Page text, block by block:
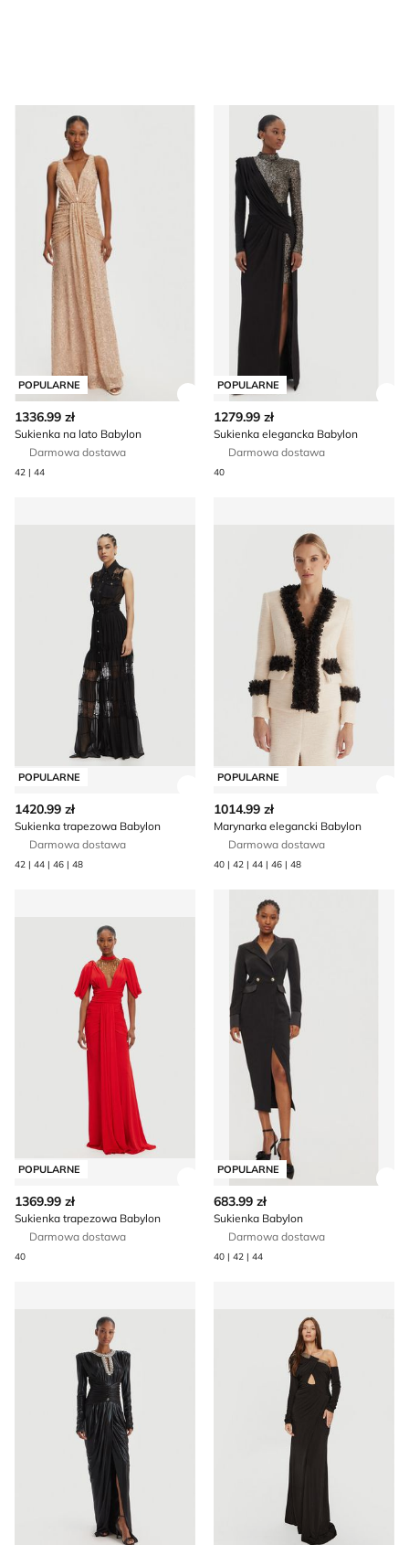
Sukienka na lato Babylon
POPULARNE
Zobacz szczegóły produktu
1336.99 zł
Sukienka na lato Babylon
Darmowa dostawa
42 | 44
Sukienka elegancka Babylon
POPULARNE
1279.99 zł
Sukienka elegancka Babylon
Darmowa dostawa
40
POPULARNE
1420.99 zł
Sukienka trapezowa Babylon
Darmowa dostawa
42 | 44 | 46 | 48
POPULARNE
1014.99 zł
Marynarka elegancki Babylon
Darmowa dostawa
40 | 42 | 44 | 46 | 48
POPULARNE
Zobacz szczegóły produktu
1369.99 zł
Sukienka trapezowa Babylon
Darmowa dostawa
40
Sukienka Babylon
POPULARNE
683.99 zł
Sukienka Babylon
Darmowa dostawa
40 | 42 | 44